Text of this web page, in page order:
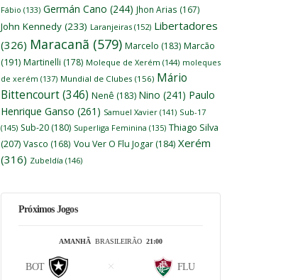
Fábio (133) Germán Cano (244) Jhon Arias (167)
John Kennedy (233) Laranjeiras (152) Libertadores
(326) Maracanã (579) Marcelo (183) Marcão
(191) Martinelli (178) Moleque de Xerém (144) moleques
de xerém (137) Mundial de Clubes (156) Mário
Bittencourt(346) Nenê (183) Nino (241) Paulo
Henrique Ganso (261) Samuel Xavier (141) Sub-17
(145) Sub-20 (180) Superliga Feminina (135) Thiago Silva
(207) Vasco (168) Vou Ver O Flu Jogar (184) Xerém
(316) Zubeldía (146)
Próximos Jogos
AMANHÃ BRASILEIRÃO 21:00
BOT FLU